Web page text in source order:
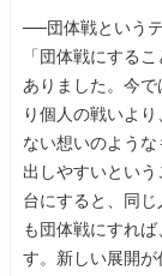
──団体戦という
「団体戦にする
ありました。今
り個人の戦いよ
ない想いのよう
出しやすいとい
台にすると、同
も団体戦にすれ
す。新しい展開